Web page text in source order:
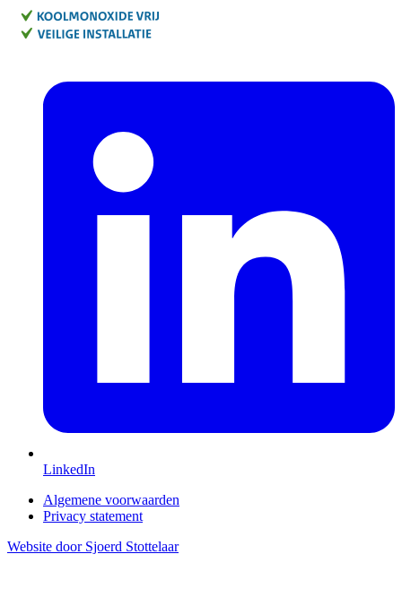
LinkedIn
Algemene voorwaarden
Privacy statement
Website door Sjoerd Stottelaar